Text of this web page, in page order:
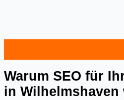
Warum SEO für
in